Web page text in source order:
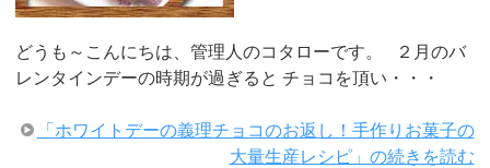
どうも～こんにちは、管理人のコタローです。 ２月のバ
レンタインデーの時期が過ぎると チョコを頂い・・・
「ホワイトデーの義理チョコのお返し！手作りお菓子の
大量生産レシピ」の続きを読む